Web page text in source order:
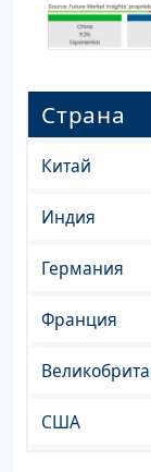
Страна
Китай
Индия
Германия
Франция
США